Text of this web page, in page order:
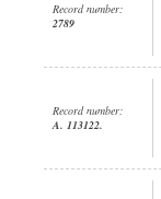
Record number:
2789
Record number:
A. 113122.